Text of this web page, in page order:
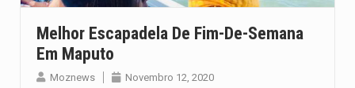
Melhor Escapadela De Fim-De-Semana
Em Maputo
Moznews Novembro 12, 2020